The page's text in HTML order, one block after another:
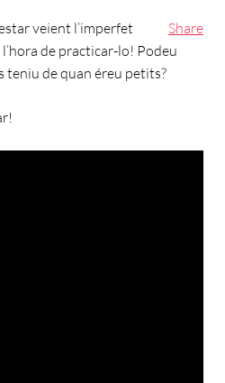
Share
veient l’imperfet
de practicar-lo! Podeu
teniu de quan éreu petits?